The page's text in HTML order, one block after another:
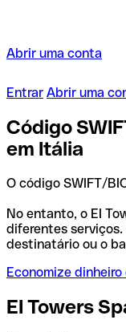
Abrir uma conta
Entrar Abrir uma
Código
em Itália
O código SWIFT/
No entanto, o EI
diferentes
destinatário ou o
Economize
EI Towers